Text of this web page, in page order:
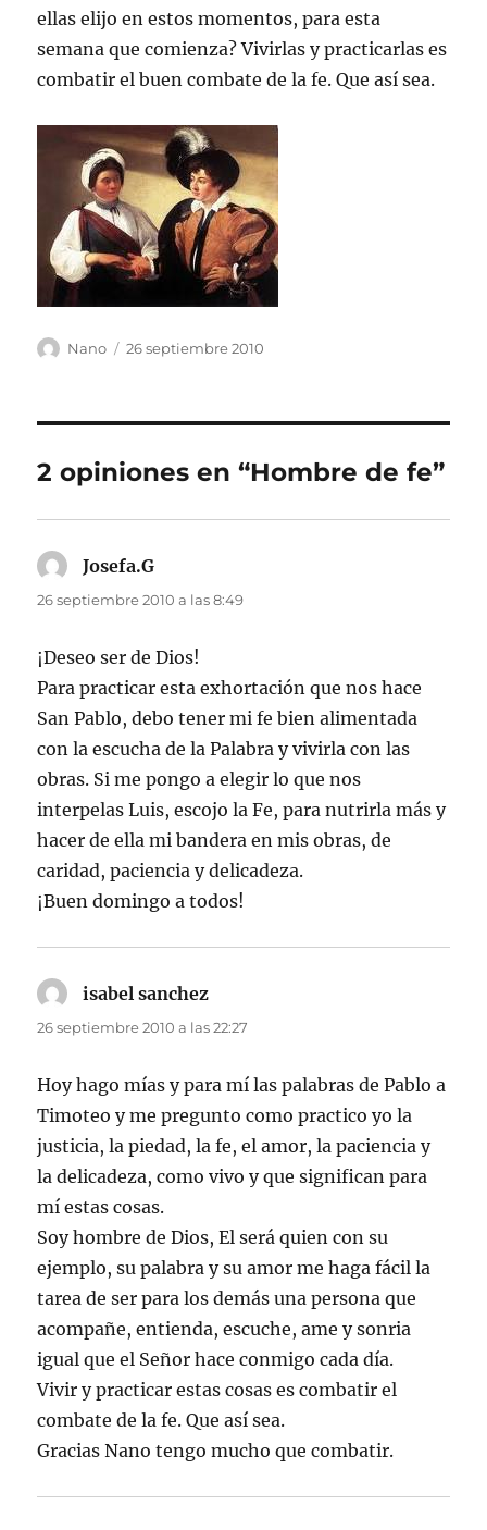
ellas elijo en estos momentos, para esta
semana que comienza? Vivirlas y practicarlas es
combatir el buen combate de la fe. Que así sea.
Autor
Nano
Publicado
26 septiembre 2010
2 opiniones en “Hombre de fe”
Josefa.G
26 septiembre 2010 a las 8:49
¡Deseo ser de Dios!
Para practicar esta exhortación que nos hace
San Pablo, debo tener mi fe bien alimentada
con la escucha de la Palabra y vivirla con las
obras. Si me pongo a elegir lo que nos
interpelas Luis, escojo la Fe, para nutrirla más y
hacer de ella mi bandera en mis obras, de
caridad, paciencia y delicadeza.
¡Buen domingo a todos!
isabel sanchez
26 septiembre 2010 a las 22:27
Hoy hago mías y para mí las palabras de Pablo a
Timoteo y me pregunto como practico yo la
justicia, la piedad, la fe, el amor, la paciencia y
la delicadeza, como vivo y que significan para
mí estas cosas.
Soy hombre de Dios, El será quien con su
ejemplo, su palabra y su amor me haga fácil la
tarea de ser para los demás una persona que
acompañe, entienda, escuche, ame y sonria
igual que el Señor hace conmigo cada día.
Vivir y practicar estas cosas es combatir el
combate de la fe. Que así sea.
Gracias Nano tengo mucho que combatir.